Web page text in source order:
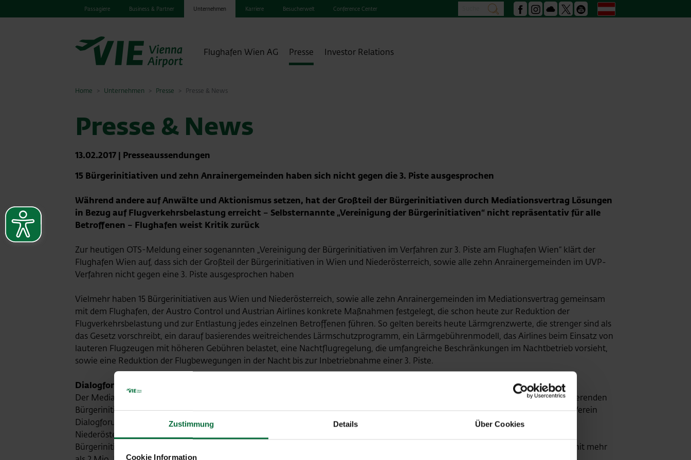
Zustimmung Details Über Cookies
Cookie Information
Passagiere Business & Partner Unternehmen Karriere Besucherwelt Conference Center suchen Facebook
Instagram
Podcast YoutubeDeutsch
Flughafen Wien AG Presse Investor Relations
Home Unternehmen Presse Presse & News
Presse & News
13.02.2017 | Presseaussendungen
15 Bürgerinitiativen und zehn Anrainergemeinden haben sich nicht gegen die 3. Piste ausgesprochen
Während andere auf Anwälte und Aktionismus setzen, hat der Großteil der Bürgerinitiativen durch Mediationsvertrag Lösungen
in Bezug auf Flugverkehrsbelastung erreicht – Selbsternannte „Vereinigung der Bürgerinitiativen“ nicht repräsentativ für alle
Betroffenen – Flughafen weist Kritik zurück
Zur heutigen OTS-Meldung einer sogenannten „Vereinigung der Bürgerinitiativen im Verfahren zur 3. Piste am Flughafen Wien“ klärt der
Flughafen Wien auf, dass sich der Großteil der Bürgerinitiativen in Wien und Niederösterreich, sowie alle zehn Anrainergemeinden im UVP-
Verfahren nicht gegen eine 3. Piste ausgesprochen haben
Vielmehr haben 15 Bürgerinitiativen aus Wien und Niederösterreich, sowie alle zehn Anrainergemeinden im Mediationsvertrag gemeinsam
mit dem Flughafen, der Austro Control und Austrian Airlines konkrete Maßnahmen festgelegt, die schon heute zur Reduktion der
Flugverkehrsbelastung und zur Entlastung jedes einzelnen Betroffenen führen. So gelten bereits heute Lärmgrenzwerte, die strenger sind als
das Gesetz vorschreibt, ein darauf basierendes weitreichendes Lärmschutzprogramm, ein Lärmgebührenmodell, das Airlines beim Einsatz von
lauteren Flugzeugen mit höheren Gebühren belastet, eine Nachtflugregelung, die umfangreiche Beschränkungen im Nachtbetrieb vorsieht,
sowie eine Reduktion der Flugbewegungen in der Nacht bis zur Inbetriebnahme einer 3. Piste.
Dialogforum Flughafen Wien repräsentiert den Großteil der Betroffenen
Der Mediationsvertrag ist das Ergebnis des europaweit größten Mediationsverfahrens, das von 2000 bis 2005 mit allen damals existierenden
Bürgerinitiativen durchgeführt wurde. Verwaltet und weiterentwickelt wird dieser Vertrag seit über zehn Jahren im unabhängigen Verein
Dialogforum Flughafen Wien. Dieser Verein setzt sich aus 15 Bürgerinitiativen, zehn Anrainergemeinden, den Bundesländern Wien,
Niederösterreich und Burgenland, sowie dem Flughafen Wien, der Austro Control und Austrian Airlines zusammen. Weitere sieben
Bürgerinitiativen nehmen über erweiterte Bezirkskonferenzen teil. Insgesamt repräsentiert das Dialogforum etwa 130 Gemeinden mit mehr